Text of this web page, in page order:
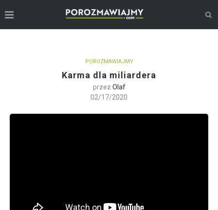
POROZMAWIAJMY
Karma dla miliardera
przez Olaf
02/17/2020